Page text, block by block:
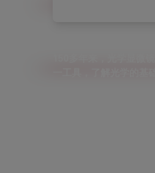
150多年来，光学显微
一工具，了解光学的